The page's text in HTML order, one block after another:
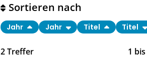
2Treffer 1 bis
Sortieren nach
Jahr Jahr Titel Titel